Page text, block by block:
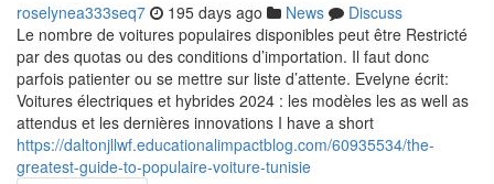
roselynea333seq7 195 days ago News
Discuss
Le nombre de voitures populaires disponibles peut être Restricté
par des quotas ou des conditions d’importation. Il faut donc
parfois patienter ou se mettre sur liste d’attente. Evelyne écrit:
Voitures électriques et hybrides 2024 : les modèles les as well as
attendus et les dernières innovations I have a short
https://daltonjllwf.educationalimpactblog.com/60935534/the-
greatest-guide-to-populaire-voiture-tunisie